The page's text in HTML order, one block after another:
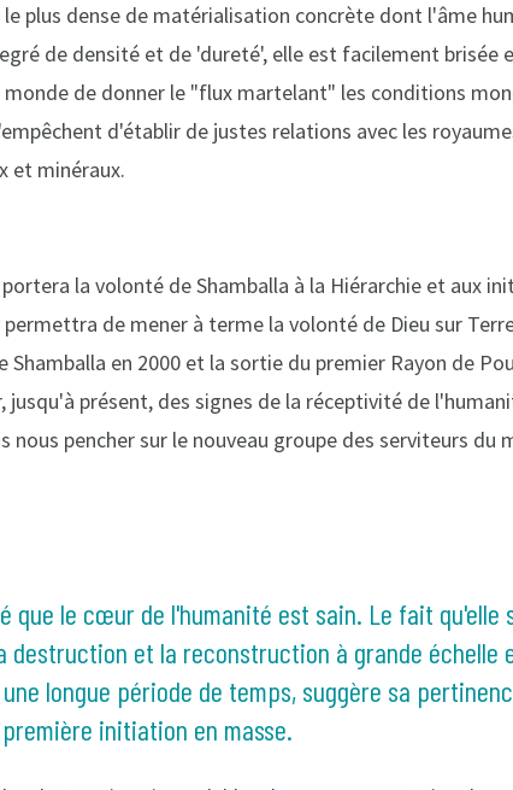
plus dense de matérialisation concrète dont l'âme
de densité et de 'dureté', elle est facilement brisée
de donner le "flux martelant" les conditions
d'établir de justes relations avec les
et minéraux.
la volonté de Shamballa à la Hiérarchie et aux
de mener à terme la volonté de Dieu sur
en 2000 et la sortie du premier Rayon de
présent, des signes de la réceptivité de
pencher sur le nouveau groupe des serviteurs du
que le cœur de l'humanité est sain. Le fait qu'elle
destruction et la reconstruction à grande échelle
longue période de temps, suggère sa
initiation en masse.